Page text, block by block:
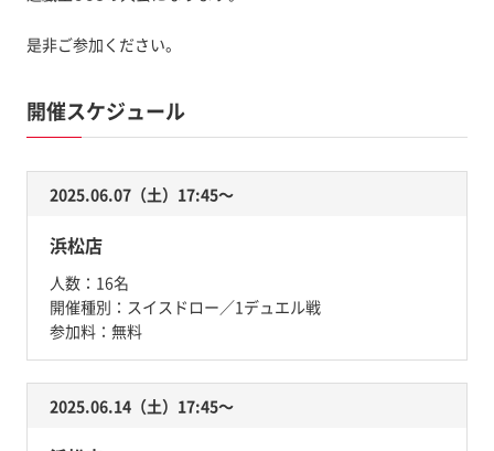
是非ご参加ください。
開催スケジュール
2025.06.07（土）17:45〜
浜松店
人数： 16名
開催種別： スイスドロー／1デュエル戦
参加料： 無料
2025.06.14（土）17:45〜